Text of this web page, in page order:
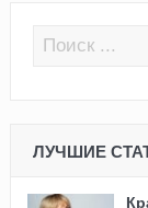
ЛУЧШИЕ